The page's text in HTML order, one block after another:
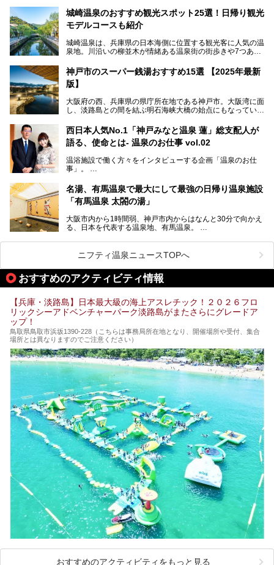
っぱいに浮かぶアヒルちゃん。さらに、ゆったりくつろげて
コワーキングも可能な休憩スペースも人気に。斬新な企画や
設備で人々をアッと驚かせる湊山温泉の魅力をリポートしま
城崎温泉のおすすめ観光スポット25選！日帰り観光
モデルコースも紹介
城崎温泉は、兵庫県の日本海側に位置する観光客に人気の温
泉地。川沿いの柳並木が情緒ある温泉街の街歩きや7つある
られています。鉄道の駅から温泉街が近く、歩いて回るのに
ちょうどよい規模で、日帰りでの訪問にもおすすめです。
の観光スポットをピックアップ。温泉やご当地グルメなどを
盛り込んだ日帰り観光モデルコースも紹介しているので、ぜ
神戸市のスーパー銭湯おすすめ15選 【2025年最新
版】
大阪府の西、兵庫県の県庁所在地である神戸市。大阪湾に面
し、淡路島との間を結ぶ明石海峡大橋の始点にもなっていま
華街をはじめ、きらびやかに発展したハーバーランドなど、
人気観光スポットもめじろ押しです。
そして、温泉好きの視点から見ると、神戸市といえば何とい
湯です。そのお湯をリーズナブルに体験できる健康ランドや
スーパー銭湯があったら……。今回はそんな希望に沿う施設
きます！
西日本人気No.1「神戸みなと温泉 蓮」総支配人が
語る、使命とは- 温泉のお仕事 vol.02
温浴施設で働く方々をインタビューする企画「温泉のお仕
事」。
ング西日本1位、2年連続「ベストオブ宿泊賞」に輝いた
「神戸みなと温泉 蓮」の魅力に迫りました！
名湯、有馬温泉で最大にして最強の日帰り温泉施設
「有馬温泉 太閤の湯」
大阪市内から1時間弱、神戸市内からはなんと30分で向かえ
る、日本を代表する温泉地、有馬温泉。
有名な「金泉」と「銀泉」に加え、人工のの炭酸泉まで楽し
める、ある意味「最強」ともいえる施設です。
今回は自慢のお湯をメインにその魅力の数々を紹介します！
ニフティ温泉ニュースTOPへ
おすすめのアクティビティ情報
【兵庫・淡路島】日本最大級の海上アスレチック！２０２６フロ
リックシーアドベンチャーパーク淡路島がまたさらにグレードア
ップ！
鳥取県鳥取市浜坂1390‐228（こちらは事務局所在地となり、開催場所や受付、集合
場所とは異なりますのでご注意ください）
おすすめのアクティビティをもっと見る